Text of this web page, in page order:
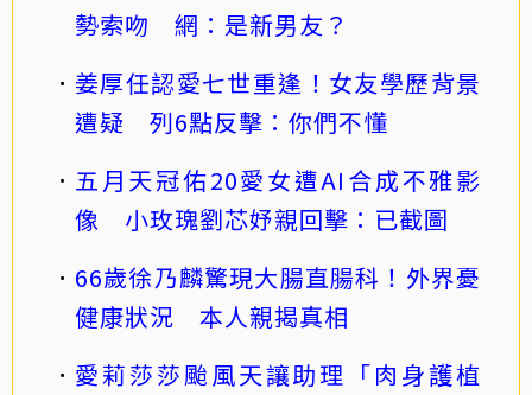
勢索吻 網：是新男友？
姜厚任認愛七世重逢！女友學歷背景
遭疑 列6點反擊：你們不懂
五月天冠佑20愛女遭AI合成不雅影
像 小玫瑰劉芯妤親回擊：已截圖
66歲徐乃麟驚現大腸直腸科！外界憂
健康狀況 本人親揭真相
愛莉莎莎颱風天讓助理「肉身護植